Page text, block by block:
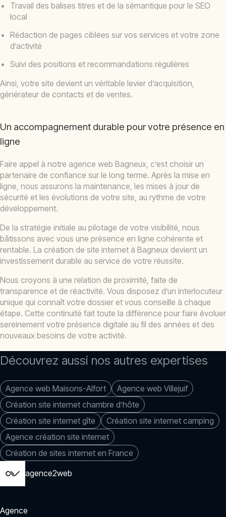
Travail des balises titres et de la sémantique pour le SEO
local
Rédaction de pages ciblées sur vos services et votre zone
d’activité
Suivi des positions et recommandations régulières
Ainsi, votre site devient un véritable levier d’acquisition,
générateur de contacts et de ventes.
Un accompagnement durable pour votre présence en
ligne
Faire appel à notre agence web Bagneux, c’est choisir un
partenaire de confiance sur le long terme. Après la mise en
ligne, nous assurons la maintenance, les mises à jour de
sécurité et les évolutions de votre site, au rythme de votre
développement.
De la stratégie initiale au pilotage de votre visibilité, nous
bâtissons avec vous une présence en ligne cohérente et
rentable. La création de site internet à Bagneux devient un
investissement durable au service de votre réussite.
Nous croyons à une relation de proximité, faite de
transparence et de réactivité. Vous disposez d’un interlocuteur
unique qui connaît votre dossier et vous conseille à chaque
étape. Cette continuité fait toute la différence pour faire évoluer
sereinement votre présence digitale au fil des années et des
nouveaux besoins de votre activité.
Découvrez aussi nos autres expertises
Agence web Maisons-Alfort
Agence web Villejuif
Création site internet chambre d’hôte
Création site internet gîte
Création site internet camping
Agence création site internet
Création de sites internet en France
agence2web
Agence